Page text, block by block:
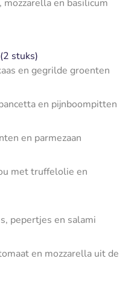
en basilicum
stuks)
en gegrilde groenten
en pijnboompitten
en parmezaan
met truffelolie en
pepertjes en salami
en mozzarella uit de